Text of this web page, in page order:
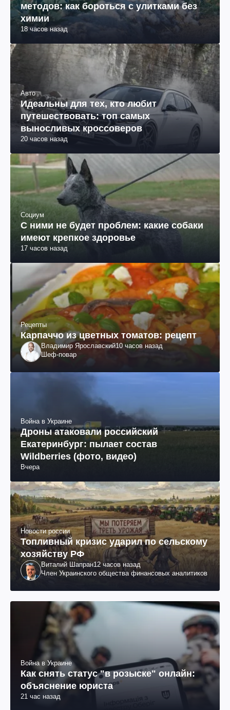
методов: как бороться с улитками без
химии
18 часов назад
Авто
Идеальны для тех, кто любит
путешествовать: топ самых
выносливых кроссоверов
20 часов назад
Социум
С ними не будет проблем: какие собаки
имеют крепкое здоровье
17 часов назад
Рецепты
Карпаччо из цветных томатов: рецепт
Владимир Ярославский10 часов назад
Шеф-повар
Война в Украине
Дроны атаковали российский
Екатеринбург: пылает состав
Wildberries (фото, видео)
Вчера
Новости россии
Топливный кризис ударил по сельскому
хозяйству РФ
Виталий Шапран12 часов назад
Член Украинского общества финансовых аналитиков
Война в Украине
Как снять статус "в розыске" онлайн:
объяснение юриста
21 час назад